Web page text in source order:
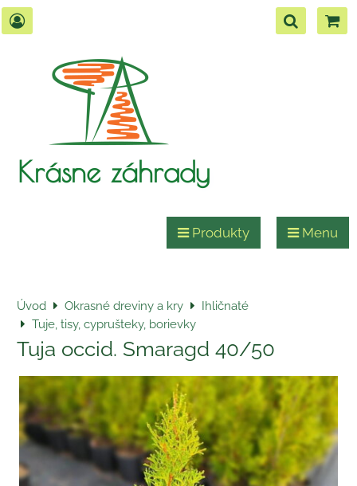
Krásne záhrady
Produkty Menu
Úvod Okrasné dreviny a kry
Ihličnaté
Tuje, tisy, cyprušteky, borievky
Tuja occid. Smaragd 40/50